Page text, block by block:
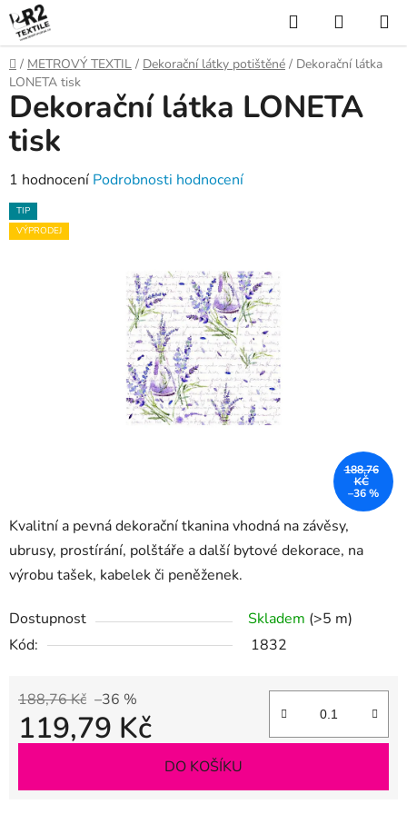
Přejít
na
obsah
Hledat
KOŠÍK
Domů
/ METROVÝ TEXTIL / Dekorační látky potištěné / Dekorační látka
LONETA tisk
Kvalitní a pevná dekorační tkanina vhodná na závěsy,
ubrusy, prostírání, polštáře a další bytové dekorace, na
výrobu tašek, kabelek či peněženek.
Dostupnost Skladem (>5 m)
Kód:
1832
188,76 Kč –36 %
119,79 Kč
DO KOŠÍKU
Dekorační látka LONETA
tisk
Průměrné
hodnocení
produktu
1 hodnocení Podrobnosti hodnocení
TIP
VÝPRODEJ
188,76
KČ
–36 %